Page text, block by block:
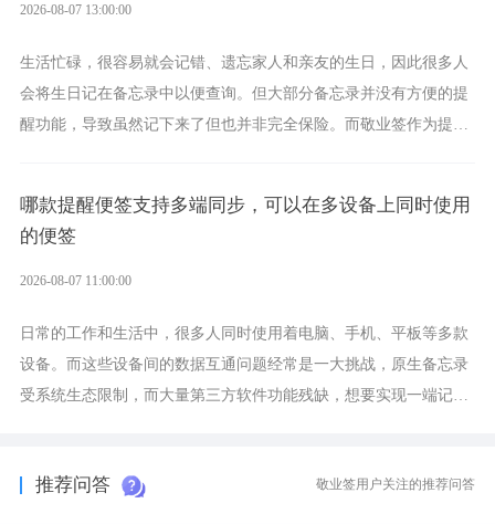
2026-08-07 13:00:00
生活忙碌，很容易就会记错、遗忘家人和亲友的生日，因此很多人
会将生日记在备忘录中以便查询。但大部分备忘录并没有方便的提
醒功能，导致虽然记下来了但也并非完全保险。而敬业签作为提醒
哪款提醒便签支持多端同步，可以在多设备上同时使用
的便签
2026-08-07 11:00:00
日常的工作和生活中，很多人同时使用着电脑、手机、平板等多款
设备。而这些设备间的数据互通问题经常是一大挑战，原生备忘录
受系统生态限制，而大量第三方软件功能残缺，想要实现一端记
推荐问答 敬业签用户关注的推荐问答